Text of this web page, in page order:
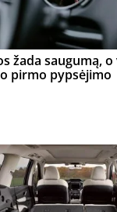
žada saugumą,
pirmo pypsėjimo